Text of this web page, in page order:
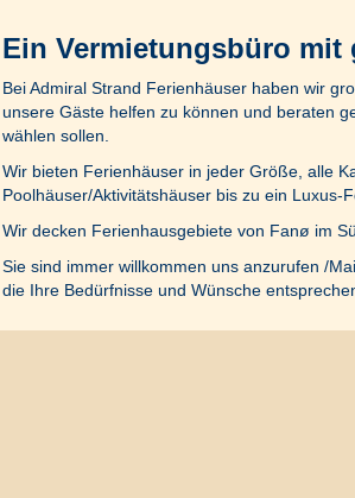
Ein Vermietungsbüro mit
Bei Admiral Strand Ferienhäuser haben wir
unsere Gäste helfen zu können und beraten
wählen sollen.
Wir bieten Ferienhäuser in jeder Größe, alle
Poolhäuser/Aktivitätshäuser bis zu ein Luxus-
Wir decken Ferienhausgebiete von Fanø im
Sie sind immer willkommen uns anzurufen /
die Ihre Bedürfnisse und Wünsche